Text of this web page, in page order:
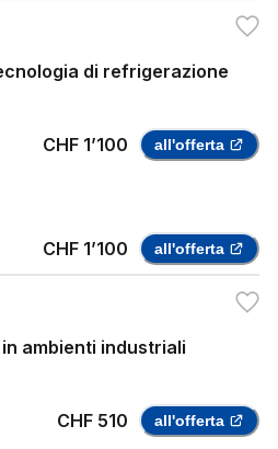
di refrigerazione
CHF 1’100 all'offerta
CHF 1’100 all'offerta
ambienti industriali
CHF 510 all'offerta